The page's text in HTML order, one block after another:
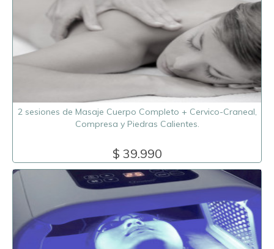
2 sesiones de Masaje Cuerpo Completo + Cervico-Craneal,
Compresa y Piedras Calientes.
$ 39.990